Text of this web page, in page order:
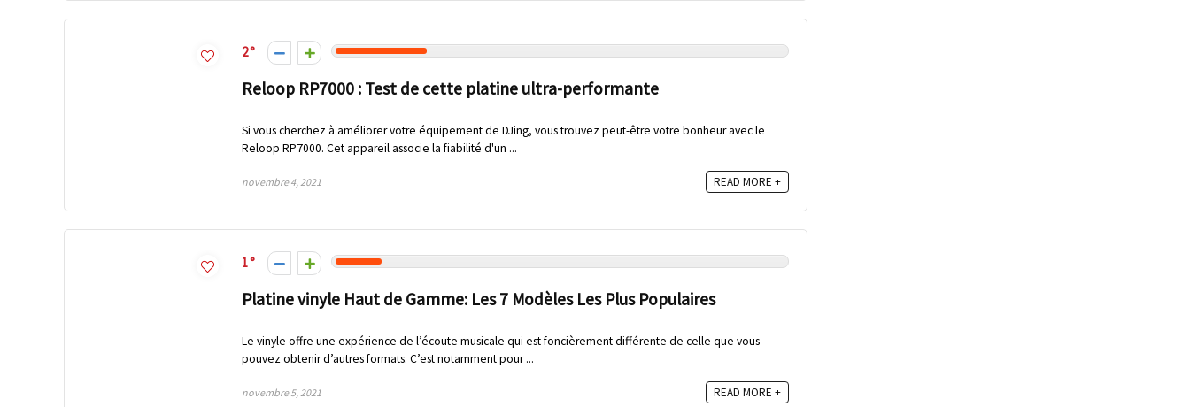
2
Reloop RP7000 : Test de cette platine ultra-performante
Si vous cherchez à améliorer votre équipement de DJing, vous trouvez peut-être votre bonheur avec le
Reloop RP7000. Cet appareil associe la fiabilité d'un ...
novembre 4, 2021 READ MORE +
1
Platine vinyle Haut de Gamme: Les 7 Modèles Les Plus Populaires
Le vinyle offre une expérience de l’écoute musicale qui est foncièrement différente de celle que vous
pouvez obtenir d’autres formats. C’est notamment pour ...
novembre 5, 2021 READ MORE +